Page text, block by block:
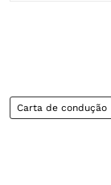
Carta de condução